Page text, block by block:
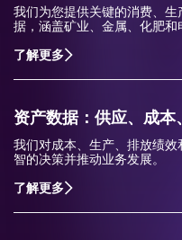
我们为您提供关键的消费、
据，涵盖矿业、金属、化肥和
了解更多
资产数据：供应、成本
我们对成本、生产、排放绩
智的决策并推动业务发展。
了解更多